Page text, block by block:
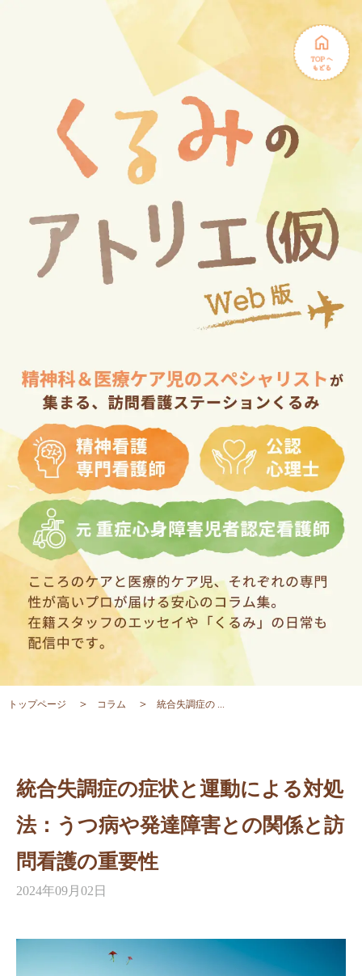
トップページ コラム 統合失調症の ...
統合失調症の症状と運動による対処
法：うつ病や発達障害との関係と訪
問看護の重要性
2024年09月02日